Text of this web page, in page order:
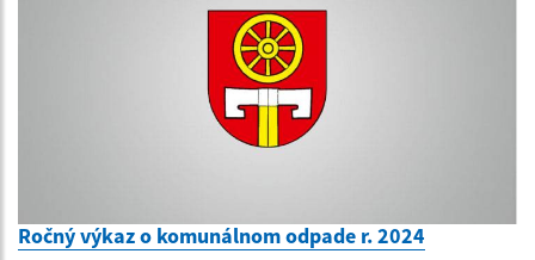
Ročný výkaz o komunálnom odpade r. 2024